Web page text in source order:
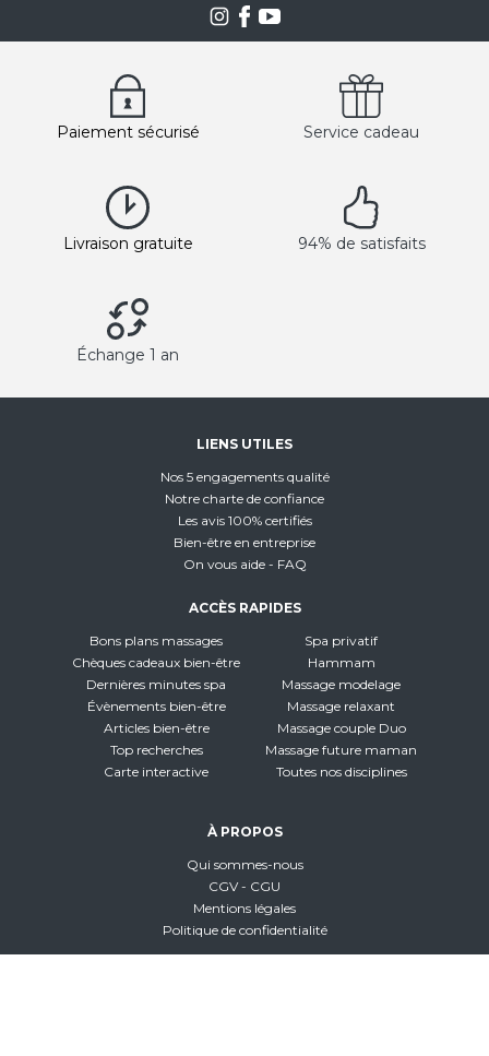
Paiement sécurisé Service cadeau
Livraison gratuite 94% de satisfaits
Échange 1 an
LIENS UTILES
Nos 5 engagements qualité
Notre charte de confiance
Les avis 100% certifiés
Bien-être en entreprise
On vous aide - FAQ
ACCÈS RAPIDES
Bons plans massages
Chèques cadeaux bien-être
Dernières minutes spa
Évènements bien-être
Articles bien-être
Top recherches
Carte interactive
Spa privatif
Hammam
Massage modelage
Massage relaxant
Massage couple Duo
Massage future maman
Toutes nos disciplines
À PROPOS
Qui sommes-nous
CGV - CGU
Mentions légales
Politique de confidentialité